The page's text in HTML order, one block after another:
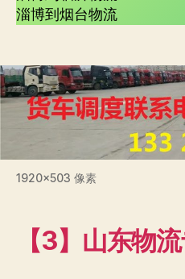
淄博到烟台物流
1920×503 像素
【3】山东物